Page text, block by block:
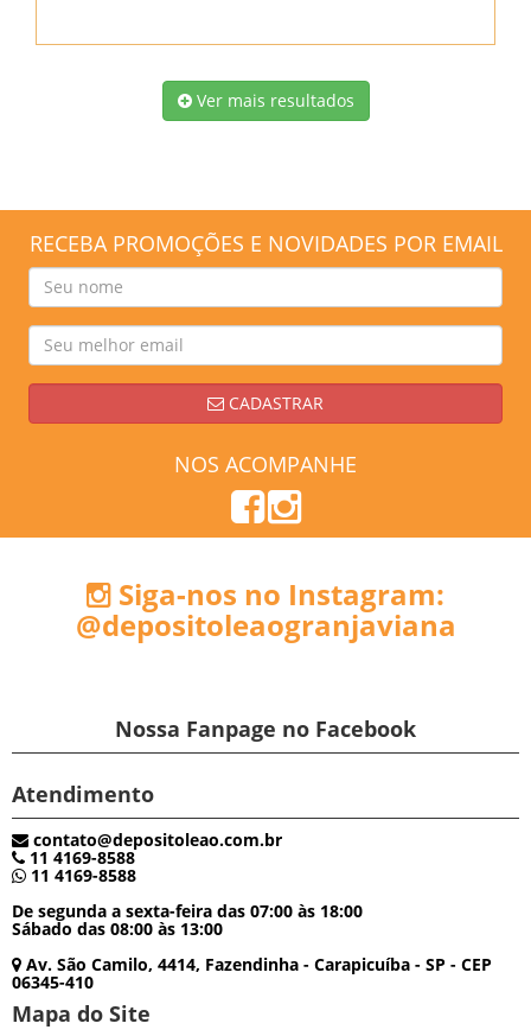
Ver mais resultados
RECEBA PROMOÇÕES E NOVIDADES POR EMAIL
CADASTRAR
NOS ACOMPANHE
Siga-nos no Instagram:
@depositoleaogranjaviana
Nossa Fanpage no Facebook
Atendimento
contato@depositoleao.com.br
11 4169-8588
11 4169-8588
De segunda a sexta-feira das 07:00 às 18:00
Sábado das 08:00 às 13:00
Av. São Camilo, 4414, Fazendinha - Carapicuíba - SP - CEP
06345-410
Mapa do Site